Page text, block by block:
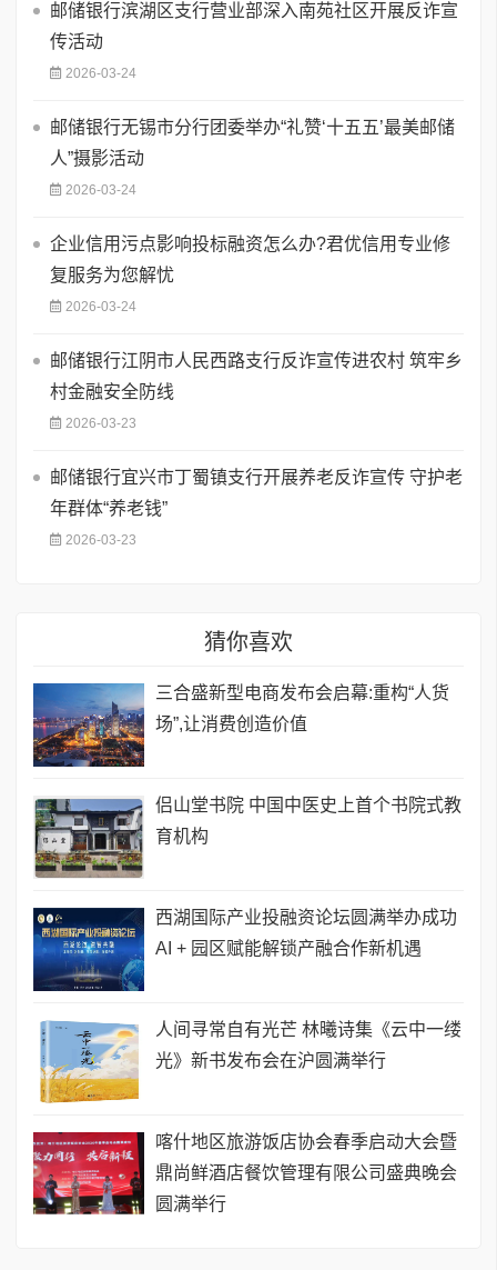
邮储银行滨湖区支行营业部深入南苑社区开展反诈宣
传活动
2026-03-24
邮储银行无锡市分行团委举办“礼赞‘十五五’最美邮储
人”摄影活动
2026-03-24
企业信用污点影响投标融资怎么办?君优信用专业修
复服务为您解忧
2026-03-24
邮储银行江阴市人民西路支行反诈宣传进农村 筑牢乡
村金融安全防线
2026-03-23
邮储银行宜兴市丁蜀镇支行开展养老反诈宣传 守护老
年群体“养老钱”
2026-03-23
猜你喜欢
三合盛新型电商发布会启幕:重构“人货
场”,让消费创造价值
侣山堂书院 中国中医史上首个书院式教
育机构
西湖国际产业投融资论坛圆满举办成功
AI + 园区赋能解锁产融合作新机遇
人间寻常自有光芒 林曦诗集《云中一缕
光》新书发布会在沪圆满举行
喀什地区旅游饭店协会春季启动大会暨
鼎尚鲜酒店餐饮管理有限公司盛典晚会
圆满举行